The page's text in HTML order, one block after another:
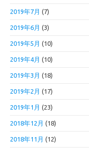
2019年7月 (7)
2019年6月 (3)
2019年5月 (10)
2019年4月 (10)
2019年3月 (18)
2019年2月 (17)
2019年1月 (23)
2018年12月 (18)
2018年11月 (12)